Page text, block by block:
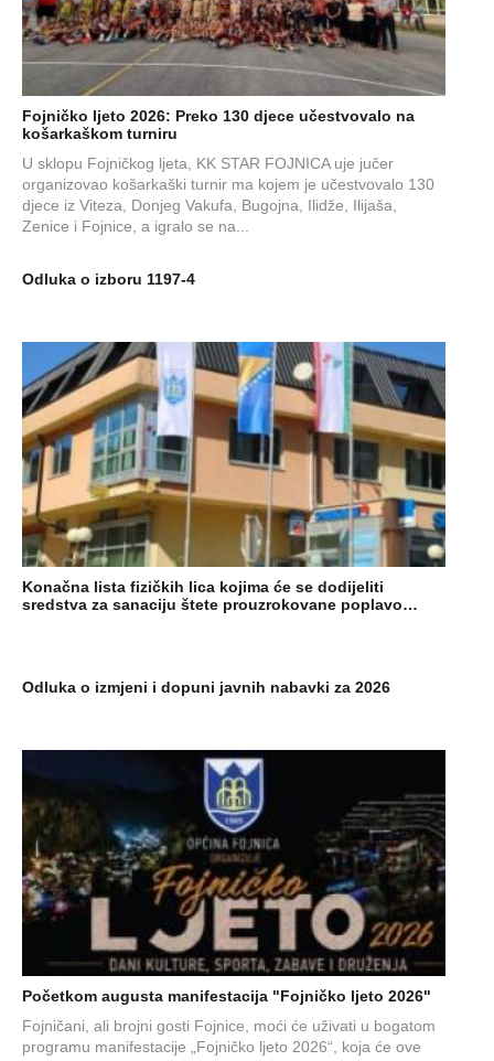
Fojničko ljeto 2026: Preko 130 djece učestvovalo na
košarkaškom turniru
U sklopu Fojničkog ljeta, KK STAR FOJNICA uje jučer
organizovao košarkaški turnir ma kojem je učestvovalo 130
djece iz Viteza, Donjeg Vakufa, Bugojna, Ilidže, Ilijaša,
Zenice i Fojnice, a igralo se na...
Odluka o izboru 1197-4
Konačna lista fizičkih lica kojima će se dodijeliti
sredstva za sanaciju štete prouzrokovane poplavo…
Odluka o izmjeni i dopuni javnih nabavki za 2026
Početkom augusta manifestacija "Fojničko ljeto 2026"
Fojničani, ali brojni gosti Fojnice, moći će uživati u bogatom
programu manifestacije „Fojničko ljeto 2026“, koja će ove